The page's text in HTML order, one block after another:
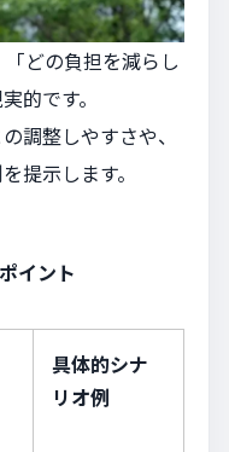
どの負担を減らし
的です。
調整しやすさや、
提示します。
イント
具体的シナ
リオ例